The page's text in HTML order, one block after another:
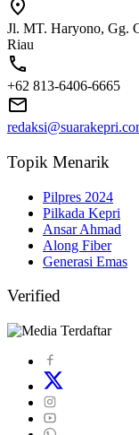
Jl. MT. Haryono, Gg.
Riau
+62 813-6406-6665
Topik Menarik
Pilpres 2024
Pilkada Kepri
Ansar Ahmad
Along Fiber
Generasi Emas
Verified